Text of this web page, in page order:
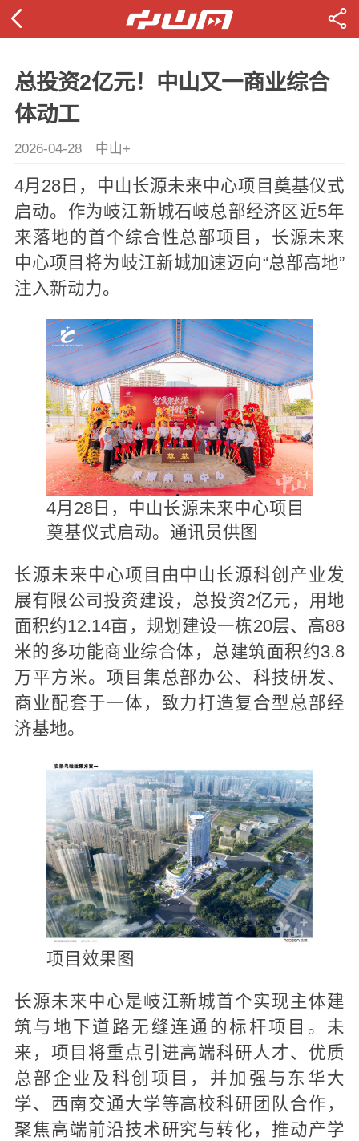
总投资2亿元！中山又一商业综合
体动工
2026-04-28 中山+
4月28日，中山长源未来中心项目奠基仪式
启动。作为岐江新城石岐总部经济区近5年
来落地的首个综合性总部项目，长源未来
中心项目将为岐江新城加速迈向“总部高地”
注入新动力。
4月28日，中山长源未来中心项目
奠基仪式启动。通讯员供图
长源未来中心项目由中山长源科创产业发
展有限公司投资建设，总投资2亿元，用地
面积约12.14亩，规划建设一栋20层、高88
米的多功能商业综合体，总建筑面积约3.8
万平方米。项目集总部办公、科技研发、
商业配套于一体，致力打造复合型总部经
济基地。
项目效果图
长源未来中心是岐江新城首个实现主体建
筑与地下道路无缝连通的标杆项目。未
来，项目将重点引进高端科研人才、优质
总部企业及科创项目，并加强与东华大
学、西南交通大学等高校科研团队合作，
聚焦高端前沿技术研究与转化，推动产学